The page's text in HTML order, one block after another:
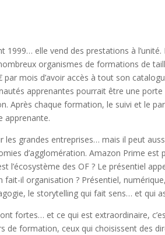
elle vend des prestations à
organismes de formations de
mois d’avoir accès à tout son
apprenantes pourrait être une porte
Après chaque formation, le suivi et le
apprenante.
grandes entreprises… mais il peut
d’agglomération. Amazon Prime
l’écosystème des OF ? Le présentiel
il organisation ? Présentiel,
le storytelling qui fait sens… et qui
fortes… et ce qui est extraordinaire,
formation, ceux qui choisissent des